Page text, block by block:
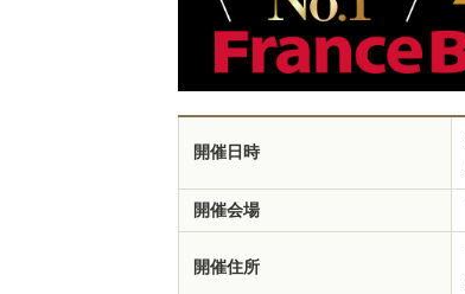
開催日時
開催会場
開催住所